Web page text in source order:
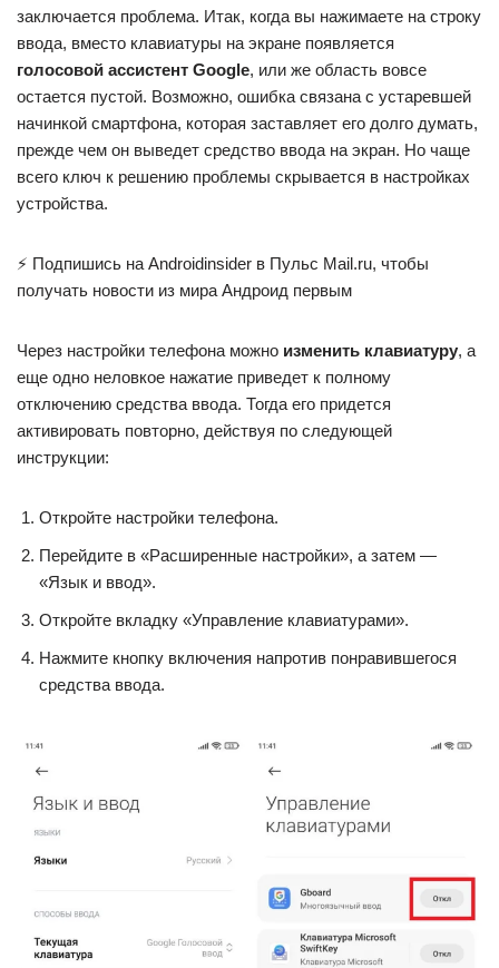
заключается проблема. Итак, когда вы нажимаете на строку
ввода, вместо клавиатуры на экране появляется
голосовой ассистент Google, или же область вовсе
остается пустой. Возможно, ошибка связана с устаревшей
начинкой смартфона, которая заставляет его долго думать,
прежде чем он выведет средство ввода на экран. Но чаще
всего ключ к решению проблемы скрывается в настройках
устройства.
⚡ Подпишись на Androidinsider в Пульс Mail.ru, чтобы
получать новости из мира Андроид первым
Через настройки телефона можно изменить клавиатуру, а
еще одно неловкое нажатие приведет к полному
отключению средства ввода. Тогда его придется
активировать повторно, действуя по следующей
инструкции:
Откройте настройки телефона.
Перейдите в «Расширенные настройки», а затем —
«Язык и ввод».
Откройте вкладку «Управление клавиатурами».
Нажмите кнопку включения напротив понравившегося
средства ввода.